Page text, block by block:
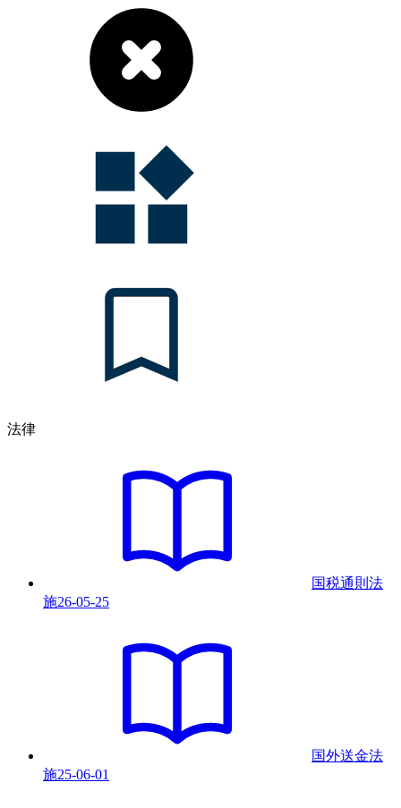
法律
国税通則法
施26-05-25
国外送金法
施25-06-01